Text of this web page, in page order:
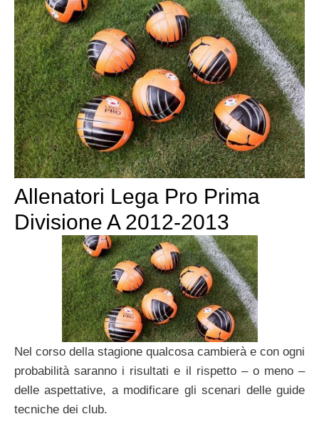
Allenatori Lega Pro Prima
Divisione A 2012-2013
Nel corso della stagione qualcosa cambierà e con ogni
probabilità saranno i risultati e il rispetto – o meno –
delle aspettative, a modificare gli scenari delle guide
tecniche dei club.